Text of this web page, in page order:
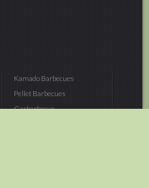
Kamado Barbecues
Pellet Barbecues
Gasbarbecue